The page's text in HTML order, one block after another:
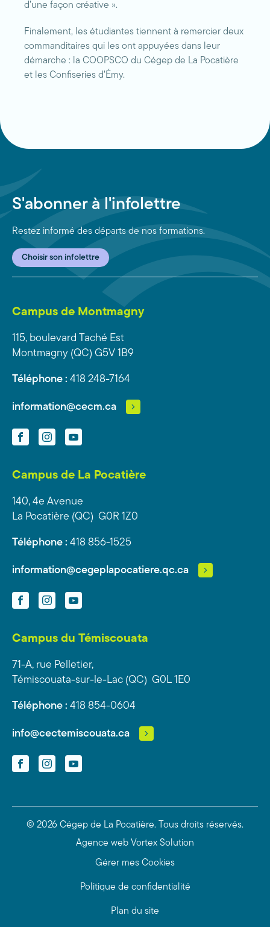
d’une façon créative ».
Finalement, les étudiantes tiennent à remercier deux
commanditaires qui les ont appuyées dans leur
démarche : la COOPSCO du Cégep de La Pocatière
et les Confiseries d’Émy.
S'abonner à l'infolettre
Restez informé des départs de nos formations.
Choisir son infolettre
Campus de Montmagny
115, boulevard Taché Est
Montmagny (QC) G5V 1B9
Téléphone : 418 248-7164
information@cecm.ca
FacebookInstagramYouTube
Campus de La Pocatière
140, 4e Avenue
La Pocatière (QC) G0R 1Z0
Téléphone : 418 856-1525
information@cegeplapocatiere.qc.ca
FacebookInstagramYouTube
Campus du Témiscouata
71-A, rue Pelletier,
Témiscouata-sur-le-Lac (QC) G0L 1E0
Téléphone : 418 854-0604
info@cectemiscouata.ca
FacebookInstagramYouTube
© 2026 Cégep de La Pocatière.
Tous droits réservés.
Agence web Vortex Solution
Gérer mes Cookies
Politique de confidentialité
Plan du site